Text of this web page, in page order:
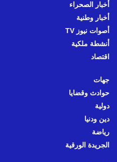
أخبار الصحراء
أخبار وطنية
أصوات نيوز TV
أنشطة ملكية
اقتصاد
جهات
حوادث وقضايا
دولية
دين ودنيا
رياضة
الجريدة الورقية